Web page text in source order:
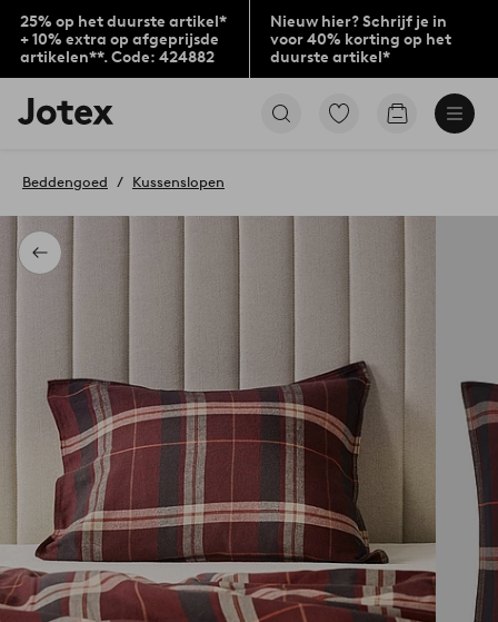
25% op het duurste artikel*
+ 10% extra op afgeprijsde
artikelen**. Code: 424882
Nieuw hier? Schrijf je in
voor 40% korting op het
duurste artikel*
Jotex
logo
to
home
page
Ga
Go
Terug
Beddengoed Kussenslopen